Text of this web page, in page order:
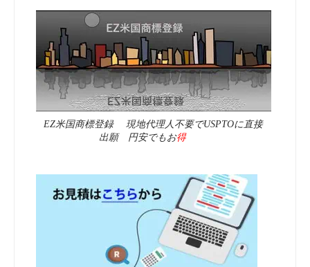
EZ米国商標登録 現地代理人不要でUSPTOに直接
出願 円安でもお得